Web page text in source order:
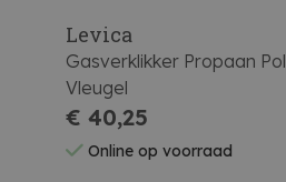
Levica
Gasverklikker Propaan Pol
Vleugel
€ 40,25
Online op voorraad